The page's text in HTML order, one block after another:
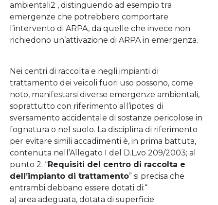
ambientali2 , distinguendo ad esempio tra
emergenze che potrebbero comportare
l’intervento di ARPA, da quelle che invece non
richiedono un’attivazione di ARPA in emergenza.
Nei centri di raccolta e negli impianti di
trattamento dei veicoli fuori uso possono, come
noto, manifestarsi diverse emergenze ambientali,
soprattutto con riferimento all’ipotesi di
sversamento accidentale di sostanze pericolose in
fognatura o nel suolo. La disciplina di riferimento
per evitare simili accadimenti è, in prima battuta,
contenuta nell’Allegato I del D.L.vo 209/2003; al
punto 2. “Requisiti del centro di raccolta e
dell’impianto di trattamento” si precisa che
entrambi debbano essere dotati di:“
a) area adeguata, dotata di superficie